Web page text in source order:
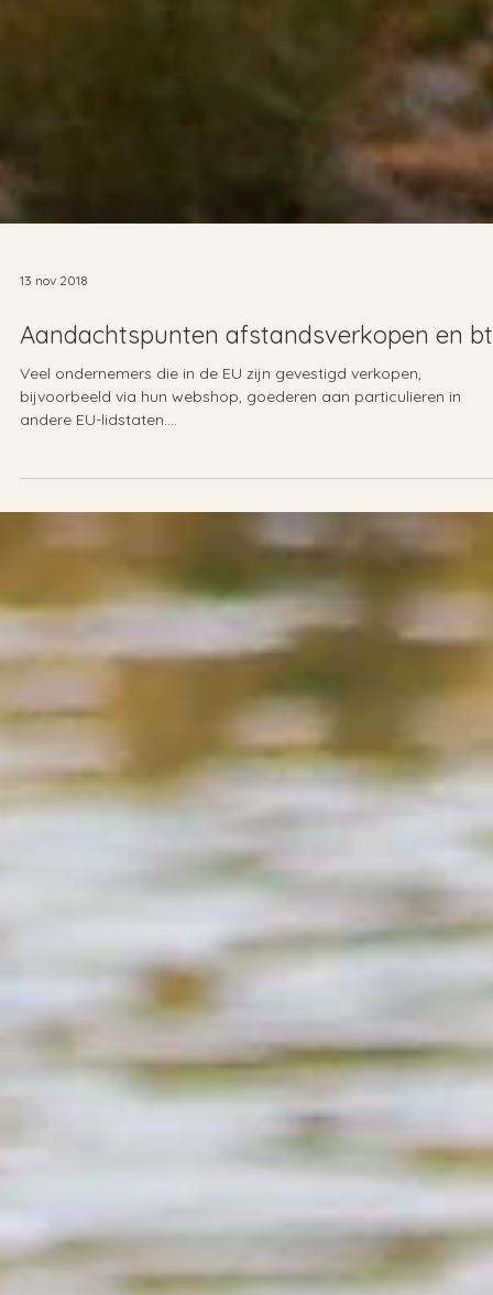
13 nov 2018
Aandachtspunten afstandsverkopen en
Veel ondernemers die in de EU zijn gevestigd verkopen,
bijvoorbeeld via hun webshop, goederen aan particulieren in
andere EU-lidstaten....